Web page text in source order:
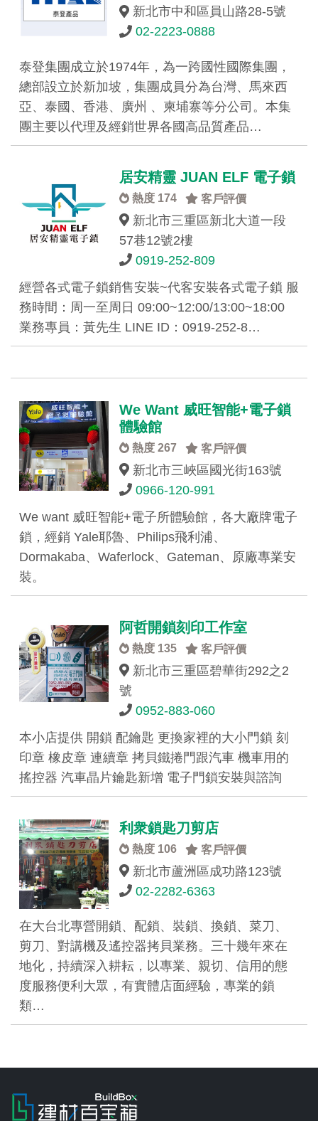
新北市中和區員山路28-5號
02-2223-0888
泰登集團成立於1974年，為一跨國性國際集團，
總部設立於新加坡，集團成員分為台灣、馬來西
亞、泰國、香港、廣州 、柬埔寨等分公司。本集
團主要以代理及經銷世界各國高品質產品…
居安精靈 JUAN ELF 電子鎖
熱度 174 客戶評價
新北市三重區新北大道一段
57巷12號2樓
0919-252-809
經營各式電子鎖銷售安裝~代客安裝各式電子鎖 服
務時間：周一至周日 09:00~12:00/13:00~18:00
業務專員：黃先生 LINE ID：0919-252-8…
We Want 威旺智能+電子鎖
體驗館
熱度 267 客戶評價
新北市三峽區國光街163號
0966-120-991
We want 威旺智能+電子所體驗館，各大廠牌電子
鎖，經銷 Yale耶魯、Philips飛利浦、
Dormakaba、Waferlock、Gateman、原廠專業安
裝。
阿哲開鎖刻印工作室
熱度 135 客戶評價
新北市三重區碧華街292之2
號
0952-883-060
本小店提供 開鎖 配鑰匙 更換家裡的大小門鎖 刻
印章 橡皮章 連續章 拷貝鐵捲門跟汽車 機車用的
搖控器 汽車晶片鑰匙新增 電子門鎖安裝與諮詢
利衆鎖匙刀剪店
熱度 106 客戶評價
新北市蘆洲區成功路123號
02-2282-6363
在大台北專營開鎖、配鎖、裝鎖、換鎖、菜刀、
剪刀、對講機及遙控器拷貝業務。三十幾年來在
地化，持續深入耕耘，以專業、親切、信用的態
度服務便利大眾，有實體店面經驗，專業的鎖
類…